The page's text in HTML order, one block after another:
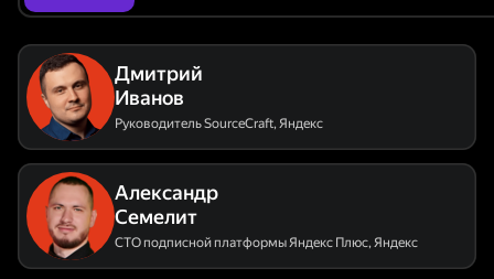
Дмитрий
Иванов
Руководитель SourceCraft,Яндекс
Александр
Семелит
CTO подписной платформы Яндекс Плюс,Яндекс